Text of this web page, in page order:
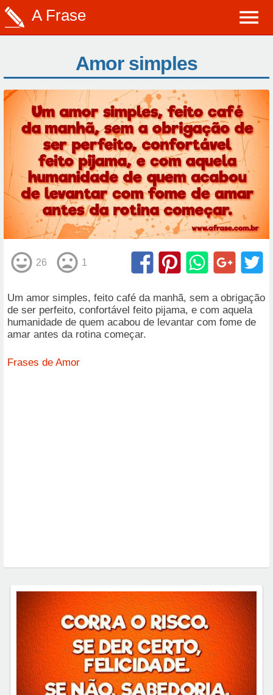
A Frase
Amor simples
26 1
Um amor simples, feito café da manhã, sem a obrigação
de ser perfeito, confortável feito pijama, e com aquela
humanidade de quem acabou de levantar com fome de
amar antes da rotina começar.
Frases de Amor